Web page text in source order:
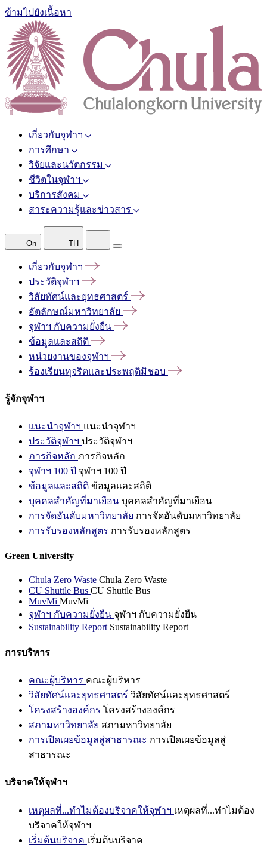
ข้ามไปยังเนื้อหา
เกี่ยวกับจุฬาฯ
การศึกษา
วิจัยและนวัตกรรม
ชีวิตในจุฬาฯ
บริการสังคม
สาระความรู้และข่าวสาร
On TH
เกี่ยวกับจุฬาฯ
ประวัติจุฬาฯ
วิสัยทัศน์และยุทธศาสตร์
อัตลักษณ์มหาวิทยาลัย
จุฬาฯ กับความยั่งยืน
ข้อมูลและสถิติ
หน่วยงานของจุฬาฯ
ร้องเรียนทุจริตและประพฤติมิชอบ
รู้จักจุฬาฯ
แนะนำจุฬาฯ แนะนำจุฬาฯ
ประวัติจุฬาฯ ประวัติจุฬาฯ
ภารกิจหลัก ภารกิจหลัก
จุฬาฯ 100 ปี จุฬาฯ 100 ปี
ข้อมูลและสถิติ ข้อมูลและสถิติ
บุคคลสำคัญที่มาเยือน บุคคลสำคัญที่มาเยือน
การจัดอันดับมหาวิทยาลัย การจัดอันดับมหาวิทยาลัย
การรับรองหลักสูตร การรับรองหลักสูตร
Green University
Chula Zero Waste Chula Zero Waste
CU Shuttle Bus CU Shuttle Bus
MuvMi MuvMi
จุฬาฯ กับความยั่งยืน จุฬาฯ กับความยั่งยืน
Sustainability Report Sustainability Report
การบริหาร
คณะผู้บริหาร คณะผู้บริหาร
วิสัยทัศน์และยุทธศาสตร์ วิสัยทัศน์และยุทธศาสตร์
โครงสร้างองค์กร โครงสร้างองค์กร
สภามหาวิทยาลัย สภามหาวิทยาลัย
การเปิดเผยข้อมูลสู่สาธารณะ การเปิดเผยข้อมูลสู่
สาธารณะ
บริจาคให้จุฬาฯ
เหตุผลที่...ทำไมต้องบริจาคให้จุฬาฯ เหตุผลที่...ทำไมต้อง
บริจาคให้จุฬาฯ
เริ่มต้นบริจาค เริ่มต้นบริจาค